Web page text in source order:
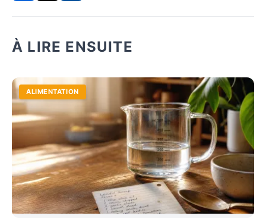
À LIRE ENSUITE
ALIMENTATION